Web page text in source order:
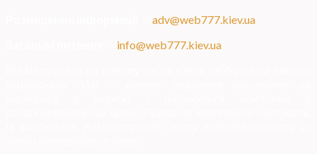
adv@web777.kiev.ua
info@web777.kiev.ua